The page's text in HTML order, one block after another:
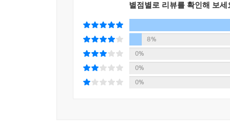
하면 미국이 다른 나라로부터 원한 건 무엇이며
야 한다. 미국은 그 자체로 모순의 땅이지만 미
세계에서 가능한 한 많은 지역을 확보하는 것은 자
높은 수익에 전념하는 국가를 의미했기 때문이
링엔에 설립했다. 회사는 국제적 명성을 자랑했
블링엔까지 확장한 이유는 무엇이었을까?
--- 「9장 군사?산업?학계의 단단한 블록화」 중에
개인정보 침해, 아마존의 비인간적인 생산성
최전선에 있는 그들 또한 자본주의 권력과 이해
실리콘밸리를 다룬 최초의 포괄적인 글로벌 역
정책을 추적하면서 그 결과 어떻게 왜 이곳이 남
기업의 성장과정을 구체적으로 담고 있을 뿐 아
대한 다소 적나라한 이야기까지 다루고 있다.
별점별로 리뷰를 확인해 보세
8%
0%
0%
0%